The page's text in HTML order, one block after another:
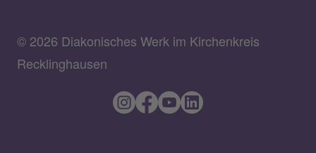
© 2026 Diakonisches Werk im Kirchenkreis
Recklinghausen